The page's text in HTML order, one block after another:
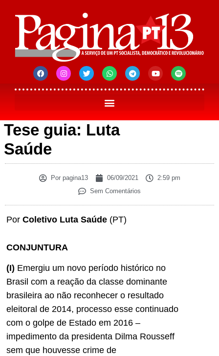
Tese guia: Luta
Saúde
Porpagina13 06/09/2021
2:59 pm
Sem Comentários
Por Coletivo Luta Saúde (PT)
CONJUNTURA
(I) Emergiu um novo período histórico no
Brasil com a reação da classe dominante
brasileira ao não reconhecer o resultado
eleitoral de 2014, processo esse continuado
com o golpe de Estado em 2016 –
impedimento da presidenta Dilma Rousseff
sem que houvesse crime de